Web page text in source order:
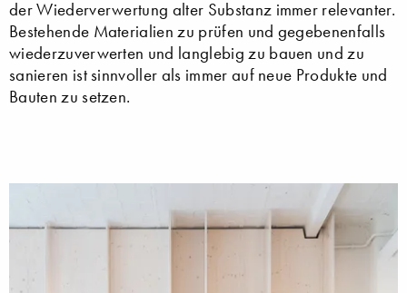
der Wiederverwertung alter Substanz immer relevanter.
Bestehende Materialien zu prüfen und gegebenenfalls
wiederzuverwerten und langlebig zu bauen und zu
sanieren ist sinnvoller als immer auf neue Produkte und
Bauten zu setzen.